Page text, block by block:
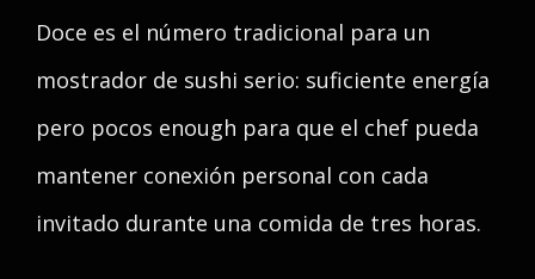
Doce es el número tradicional para un
mostrador de sushi serio: suficiente energía
pero pocos enough para que el chef pueda
mantener conexión personal con cada
invitado durante una comida de tres horas.